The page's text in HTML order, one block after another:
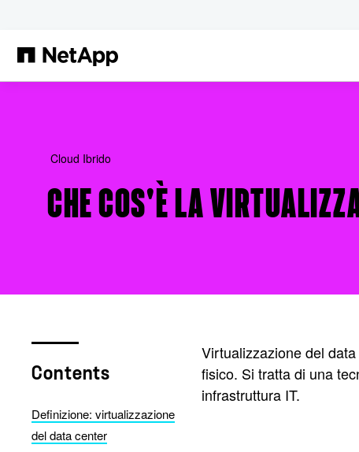
Cloud Ibrido
CHE COS'È LA
Contents
Definizione: virtualizzazione
del data center
Virtualizzazione del
fisico. Si tratta di una
infrastruttura IT.